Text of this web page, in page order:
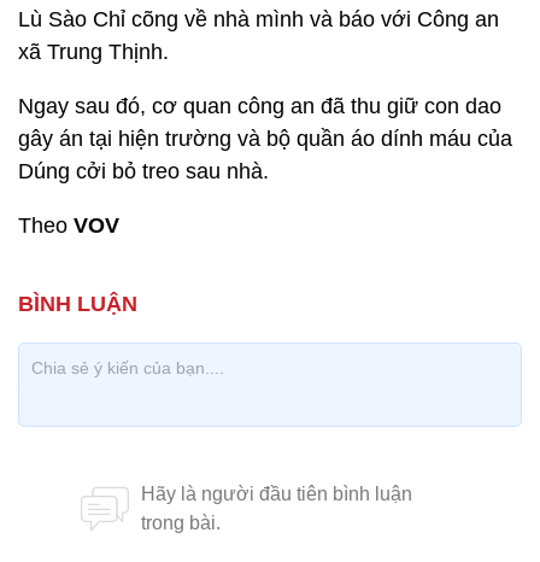
Lù Sào Chỉ cõng về nhà mình và báo với Công an
xã Trung Thịnh.
Ngay sau đó, cơ quan công an đã thu giữ con dao
gây án tại hiện trường và bộ quần áo dính máu của
Dúng cởi bỏ treo sau nhà.
Theo VOV